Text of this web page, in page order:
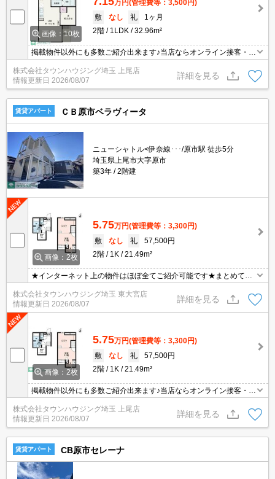
画像：10枚
万円(管理費等：3,500円)
敷
なし 礼
1ヶ月
2階
1LDK 32.96m²
掲載物件以外にも多数ご紹介出来ます♪当店ならオンライン接客・内
見可能です！メールでのお問い合わせの際は、電話番号も記載頂き
ますとスムーズに御対応できます♪
株式会社タウンハウジング埼玉 上尾店
情報更新日 2026/08/07
詳細を見る
賃貸アパート ＣＢ原市ベラヴィータ
ニューシャトル<伊奈線･･･/原市駅 徒歩5分
埼玉県上尾市大字原市
築3年
2階建
画像：2枚
5.75万円(管理費等：3,300円)
敷
なし 礼
57,500円
2階
1K 21.49m²
★インターネット上の物件はほぼ全てご紹介可能です★まとめてご
紹介致します★お部屋探しは情報量地域No１の★タウンハウジング
東大宮店まで★
株式会社タウンハウジング埼玉 東大宮店
情報更新日 2026/08/07
詳細を見る
画像：2枚
5.75万円(管理費等：3,300円)
敷
なし 礼
57,500円
2階
1K 21.49m²
掲載物件以外にも多数ご紹介出来ます♪当店ならオンライン接客・内
見可能です！メールでのお問い合わせの際は、電話番号も記載頂き
ますとスムーズに御対応できます♪
株式会社タウンハウジング埼玉 上尾店
情報更新日 2026/08/07
詳細を見る
賃貸アパート CB原市セレーナ